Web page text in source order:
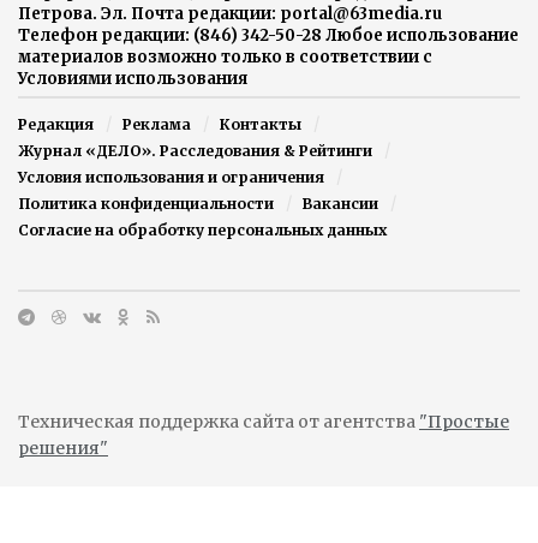
Петрова. Эл. Почта редакции: portal@63media.ru
Телефон редакции: (846) 342-50-28 Любое использование
материалов возможно только в соответствии с
Условиями использования
Редакция Реклама
Контакты
Журнал «ДЕЛО». Расследования & Рейтинги
Условия использования и ограничения
Политика конфиденциальности
Вакансии
Согласие на обработку персональных данных
Техническая поддержка сайта от агентства "Простые
решения"